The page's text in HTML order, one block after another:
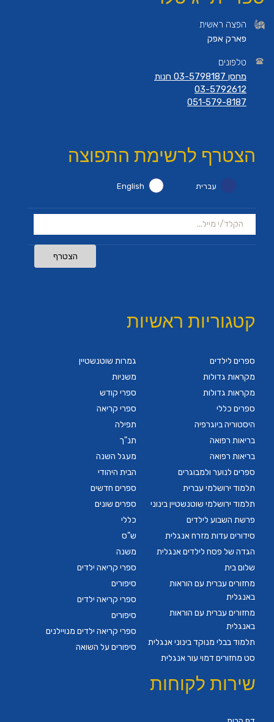
הפצה ראשית
פארק אפק
טלפונים
מחסן 03-5798187 חנות
03-5792612
051-579-8187
הצטרף לרשימת התפוצה
עברית English
הצטרף
קטגוריות ראשיות
גמרות שוטנשטיין
משניות
ספרי קודש
ספרי קריאה
תפילה
תנ"ך
מעגל השנה
הבית היהודי
ספרים חדשים
ספרים שונים
כללי
ש"ס
משנה
ספרי קריאה ילדים
סיפורים
ספרי קריאה ילדים
סיפורים
ספרי קריאה ילדים מנויילנים
סיפורים על השואה
ספרים לילדים
מקראות גדולות
מקראות גדולות
ספרים כללי
היסטוריה ביוגרפיה
בריאות רפואה
בריאות רפואה
ספרים לנוער ולמבוגרים
תלמוד ירושלמי עברית
תלמוד ירושלמי שוטנשטיין בינוני
פרשת השבוע לילדים
סידורים עדות מזרח אנגלית
הגדה של פסח לילדים אנגלית
שלום בית
מחזורים עברית עם הוראות
באנגלית
מחזורים עברית עם הוראות
באנגלית
תלמוד בבלי מנוקד בינוני אנגלית
סט מחזורים דמוי עור אנגלית
שירות לקוחות